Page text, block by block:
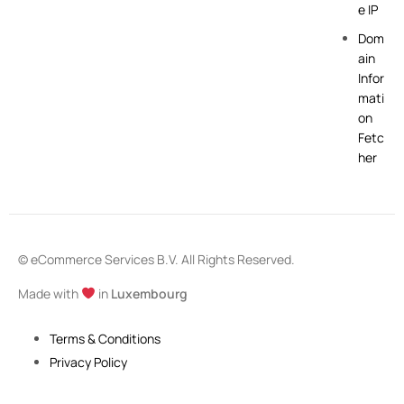
e IP
Dom
ain
Infor
mati
on
Fetc
her
© eCommerce Services B.V. All Rights Reserved.
Made with
in Luxembourg
Terms & Conditions
Privacy Policy